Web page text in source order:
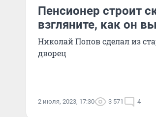
Пенсионер строит
взгляните, как он
Николай Попов сделал из
дворец
2 июля, 2023, 17:30 3 571 4